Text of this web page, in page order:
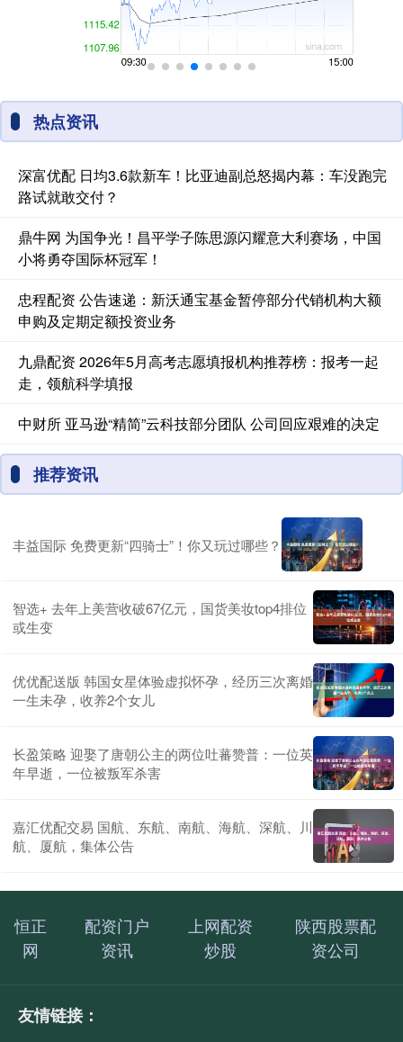
热点资讯
深富优配 日均3.6款新车！比亚迪副总怒揭内幕：车没跑完
路试就敢交付？
鼎牛网 为国争光！昌平学子陈思源闪耀意大利赛场，中国
小将勇夺国际杯冠军！
忠程配资 公告速递：新沃通宝基金暂停部分代销机构大额
申购及定期定额投资业务
九鼎配资 2026年5月高考志愿填报机构推荐榜：报考一起
走，领航科学填报
中财所 亚马逊“精简”云科技部分团队 公司回应艰难的决定
推荐资讯
丰益国际 免费更新“四骑士”！你又玩过哪些？
智选+ 去年上美营收破67亿元，国货美妆top4排位
或生变
优优配送版 韩国女星体验虚拟怀孕，经历三次离婚
一生未孕，收养2个女儿
长盈策略 迎娶了唐朝公主的两位吐蕃赞普：一位英
年早逝，一位被叛军杀害
嘉汇优配交易 国航、东航、南航、海航、深航、川
航、厦航，集体公告
恒正
网
配资门户
资讯
上网配资
炒股
陕西股票配
资公司
友情链接：